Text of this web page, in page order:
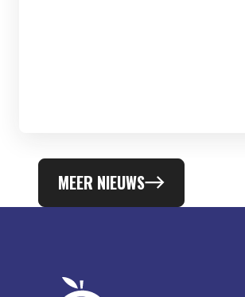
MEER NIEUWS